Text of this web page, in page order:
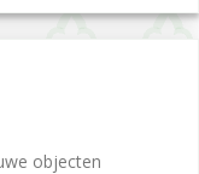
objecten